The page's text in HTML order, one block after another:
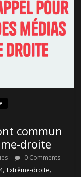
commun
droite
0 Comments
, Extrême-droite,